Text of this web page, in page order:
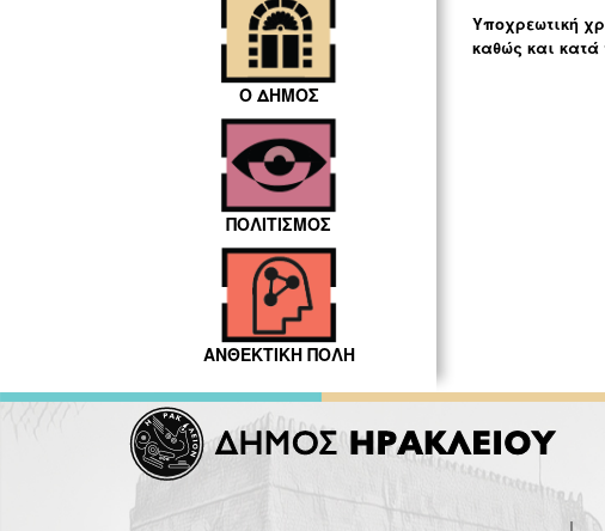
Ο ΔΗΜΟΣ
ΠΟΛΙΤΙΣΜΟΣ
ΑΝΘΕΚΤΙΚΗ ΠΟΛΗ
Υποχρεωτική
καθώς και κατά